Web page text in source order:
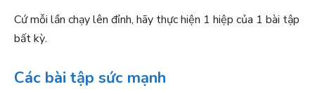
Cứ mỗi lần chạy lên đỉnh, hãy thực hiện 1 hiệp của 1 bài tập
bất kỳ.
Các bài tập sức mạnh